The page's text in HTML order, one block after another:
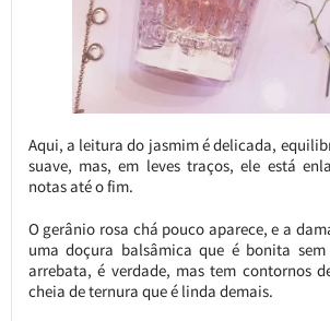
Aqui, a leitura do jasmim é delicada,
suave, mas, em leves traços, ele está
notas até o fim.
O gerânio rosa chá pouco aparece, e a
uma doçura balsâmica que é bonita sem
arrebata, é verdade, mas tem contornos
cheia de ternura que é linda demais.